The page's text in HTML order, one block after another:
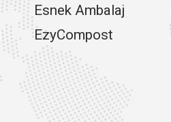
Esnek Ambalaj
EzyCompost